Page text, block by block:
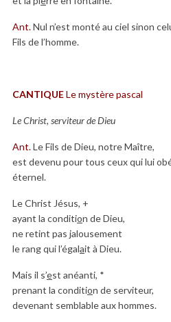
Ant.Nul n’est monté au ciel sinon
Fils de l’homme.
CANTIQUELe mystère pascal
Le Christ, serviteur de Dieu
Ant.Le Fils de Dieu, notre Maître,
est devenu pour tous ceux qui lui
éternel.
Le Christ Jésus, +
ayant la condition de Dieu,
ne retint pas jalousement
le rang qui l’égalait à Dieu.
Mais il s’est anéanti, *
prenant la condition de serviteur,
devenant semblable aux hommes.